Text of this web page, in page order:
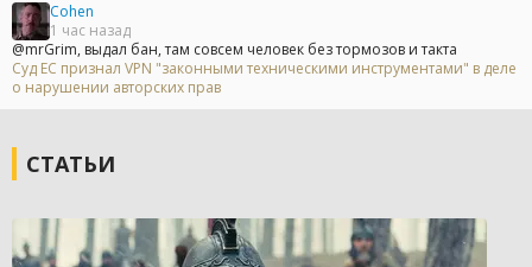
Cohen
1 час назад
@mrGrim, выдал бан, там совсем человек без тормозов и такта
Суд ЕС признал VPN "законными техническими инструментами" в деле
о нарушении авторских прав
СТАТЬИ